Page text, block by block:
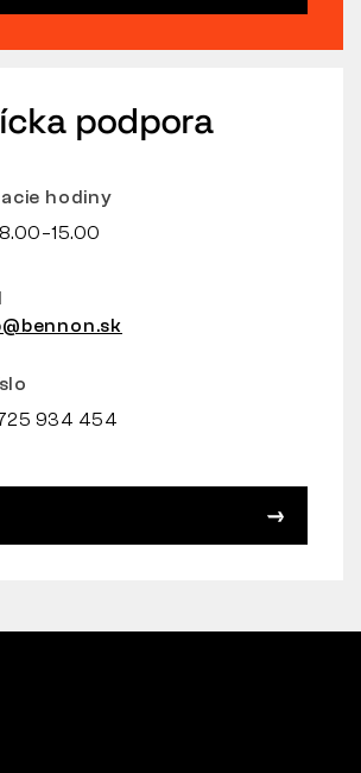
podpora
hodiny
934 454